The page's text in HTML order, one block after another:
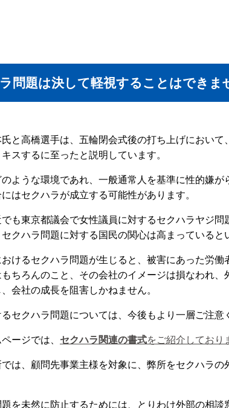
問題は決して軽視することはできま
と高橋選手は、五輪閉会式後の打ち上げにおいて
スするに至ったと説明しています。
のような環境であれ、一般通常人を基準に性的嫌が
はセクハラが成立する可能性があります。
でも東京都議会で女性議員に対するセクハラヤジ問
クハラ問題に対する国民の関心は高まっていると
けるセクハラ問題が生じると、被害にあった労働
もちろんのこと、その会社のイメージは損なわれ、
会社の成長を阻害しかねません。
セクハラ問題については、今後もより一層ご注意
ージでは、 セクハラ関連の書式をご紹介しており
では、顧問先事業主様を対象に、弊所をセクハラ
を未然に防止するためには、とりわけ外部の相談